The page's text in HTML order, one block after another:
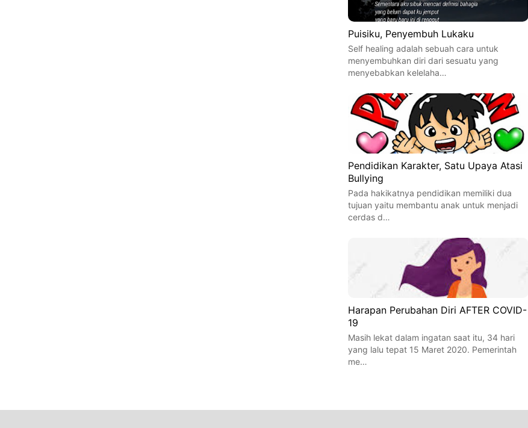
Puisiku, Penyembuh Lukaku
Self healing adalah sebuah cara untuk
menyembuhkan diri dari sesuatu yang
menyebabkan kelelaha…
Pendidikan Karakter, Satu Upaya Atasi
Bullying
Pada hakikatnya pendidikan memiliki dua
tujuan yaitu membantu anak untuk menjadi
cerdas d…
Harapan Perubahan Diri AFTER COVID-
19
Masih lekat dalam ingatan saat itu, 34 hari
yang lalu tepat 15 Maret 2020. Pemerintah
me…